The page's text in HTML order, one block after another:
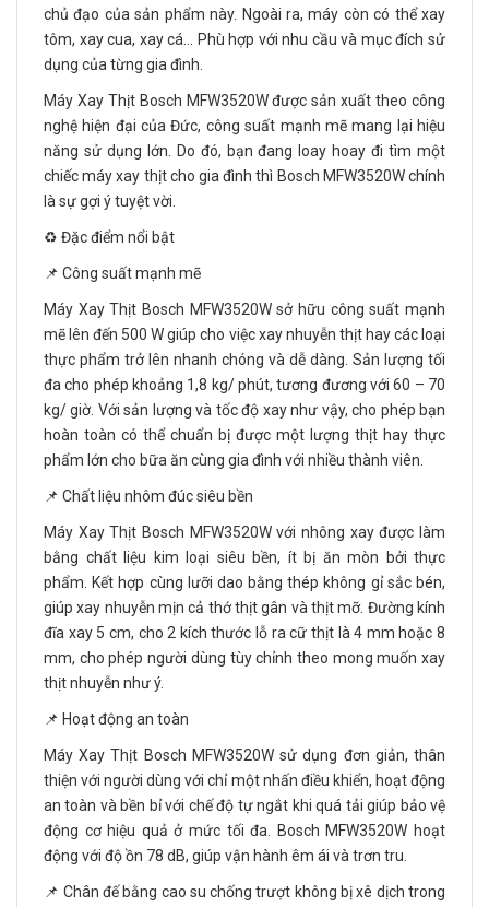
chủ đạo của sản phẩm này. Ngoài ra, máy còn có thể xay
tôm, xay cua, xay cá… Phù hợp với nhu cầu và mục đích sử
dụng của từng gia đình.
Máy Xay Thịt Bosch MFW3520W được sản xuất theo công
nghệ hiện đại của Đức, công suất mạnh mẽ mang lại hiệu
năng sử dụng lớn. Do đó, bạn đang loay hoay đi tìm một
chiếc máy xay thịt cho gia đình thì Bosch MFW3520W chính
là sự gợi ý tuyệt vời.
♻️ Đặc điểm nổi bật
📌 Công suất mạnh mẽ
Máy Xay Thịt Bosch MFW3520W sở hữu công suất mạnh
mẽ lên đến 500 W giúp cho việc xay nhuyễn thịt hay các loại
thực phẩm trở lên nhanh chóng và dễ dàng. Sản lượng tối
đa cho phép khoảng 1,8 kg/ phút, tương đương với 60 – 70
kg/ giờ. Với sản lượng và tốc độ xay như vậy, cho phép bạn
hoàn toàn có thể chuẩn bị được một lượng thịt hay thực
phẩm lớn cho bữa ăn cùng gia đình với nhiều thành viên.
📌 Chất liệu nhôm đúc siêu bền
Máy Xay Thịt Bosch MFW3520W với nhông xay được làm
bằng chất liệu kim loại siêu bền, ít bị ăn mòn bởi thực
phẩm. Kết hợp cùng lưỡi dao bằng thép không gỉ sắc bén,
giúp xay nhuyễn mịn cả thớ thịt gân và thịt mỡ. Đường kính
đĩa xay 5 cm, cho 2 kích thước lỗ ra cữ thịt là 4 mm hoặc 8
mm, cho phép người dùng tùy chỉnh theo mong muốn xay
thịt nhuyễn như ý.
📌 Hoạt động an toàn
Máy Xay Thịt Bosch MFW3520W sử dụng đơn giản, thân
thiện với người dùng với chỉ một nhấn điều khiển, hoạt động
an toàn và bền bỉ với chế độ tự ngắt khi quá tải giúp bảo vệ
động cơ hiệu quả ở mức tối đa. Bosch MFW3520W hoạt
động với độ ồn 78 dB, giúp vận hành êm ái và trơn tru.
📌 Chân đế bằng cao su chống trượt không bị xê dịch trong